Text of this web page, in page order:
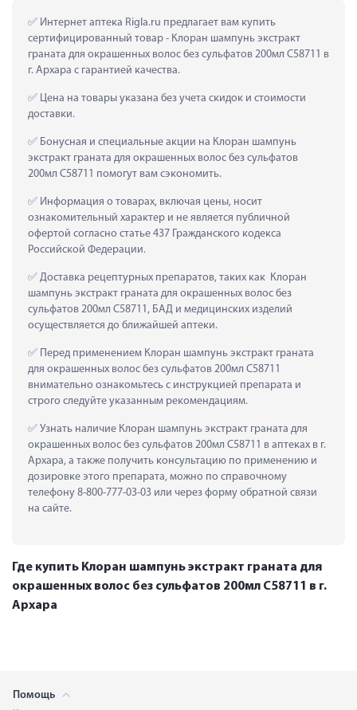
Интернет аптека Rigla.ru предлагает вам купить
сертифицированный товар - Клоран шампунь экстракт
граната для окрашенных волос без сульфатов 200мл С58711 в
г. Архара с гарантией качества.
Цена на товары указана без учета скидок и стоимости
доставки.
Бонусная и специальные акции на Клоран шампунь
экстракт граната для окрашенных волос без сульфатов
200мл С58711 помогут вам сэкономить.
Информация о товарах, включая цены, носит
ознакомительный характер и не является публичной
офертой согласно статье 437 Гражданского кодекса
Российской Федерации.
Доставка рецептурных препаратов, таких как  Клоран
шампунь экстракт граната для окрашенных волос без
сульфатов 200мл С58711, БАД и медицинских изделий
осуществляется до ближайшей аптеки.
Перед применением Клоран шампунь экстракт граната
для окрашенных волос без сульфатов 200мл С58711
внимательно ознакомьтесь с инструкцией препарата и
строго следуйте указанным рекомендациям.
Узнать наличие Клоран шампунь экстракт граната для
окрашенных волос без сульфатов 200мл С58711 в аптеках в г.
Архара, а также получить консультацию по применению и
дозировке этого препарата, можно по справочному
телефону 8-800-777-03-03 или через форму обратной связи
на сайте.
Где купить Клоран шампунь экстракт граната для
окрашенных волос без сульфатов 200мл С58711 в г.
Архара
Помощь